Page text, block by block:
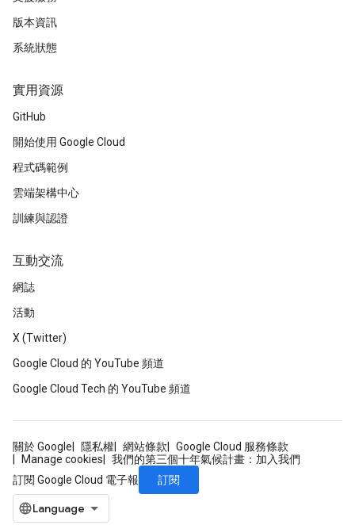
版本資訊
系統狀態
實用資源
GitHub
開始使用 Google Cloud
程式碼範例
雲端架構中心
訓練與認證
互動交流
網誌
活動
X (Twitter)
Google Cloud 的 YouTube 頻道
Google Cloud Tech 的 YouTube 頻道
關於 Google 隱私權 網站條款
Google Cloud 服務條款
Manage cookies
我們的第三個十年氣候計畫：加入我們
訂閱 Google Cloud 電子報
訂閱